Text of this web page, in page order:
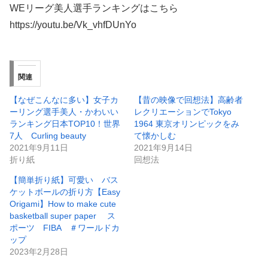
WEリーグ美人選手ランキングはこちら
https://youtu.be/Vk_vhfDUnYo
関連
【なぜこんなに多い】女子カ
ーリング選手美人・かわいい
ランキング日本TOP10！世界
7人 Curling beauty
2021年9月11日
折り紙
【昔の映像で回想法】高齢者
レクリエーションでTokyo
1964 東京オリンピックをみ
て懐かしむ
2021年9月14日
回想法
【簡単折り紙】可愛い バス
ケットボールの折り方【Easy
Origami】How to make cute
basketball super paper ス
ポーツ FIBA ＃ワールドカ
ップ
2023年2月28日